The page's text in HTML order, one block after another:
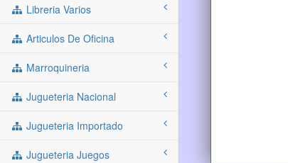
Libreria Varios
Articulos De Oficina
Marroquineria
Jugueteria Nacional
Jugueteria Importado
Jugueteria Juegos